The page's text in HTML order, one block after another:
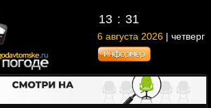
13 31
6 августа 2026 | четверг